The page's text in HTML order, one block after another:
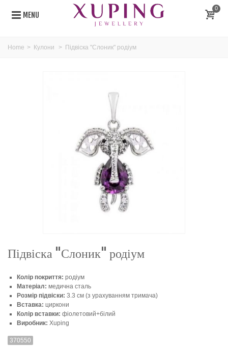
MENU
0
Home > Кулони > Підвіска "Слоник" родіум
Підвіска "Слоник" родіум
Колір покриття: родіум
Матеріал: медична сталь
Розмір підвіски: 3.3 см (з урахуванням тримача)
Вставка: циркони
Колір вставки: фіолетовий+білий
Виробник: Xuping
370550